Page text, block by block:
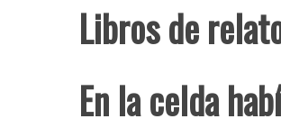
Libros de
En la celda